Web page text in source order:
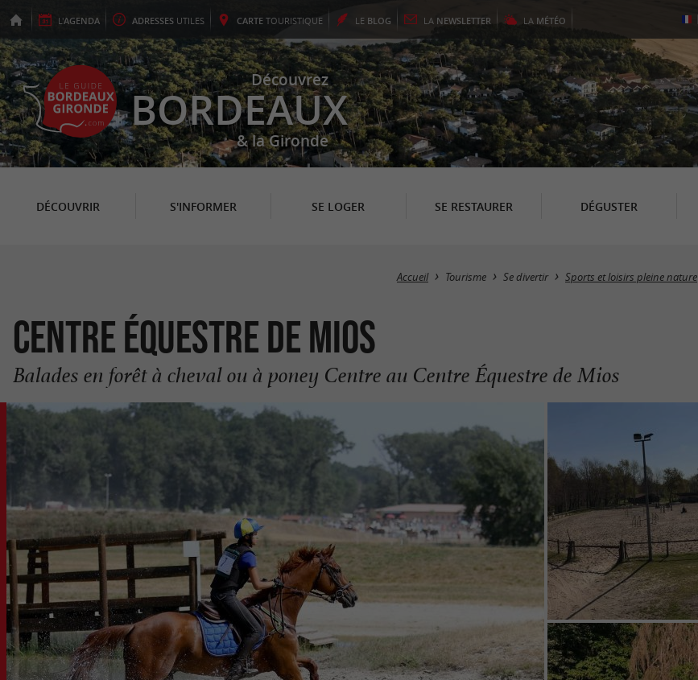
L'AGENDA ADRESSES UTILES CARTE TOURISTIQUE LE BLOG LA NEWSLETTER LA MÉTÉO
Découvrez
BORDEAUX
& la Gironde
DÉCOUVRIR S'INFORMER SE LOGER SE RESTAURER DÉGUSTER
Accueil Tourisme Se divertir Sports et loisirs pleine nature
Centre équestre de Mios
Balades en forêt à cheval ou à poney Centre au Centre Équestre de Mios